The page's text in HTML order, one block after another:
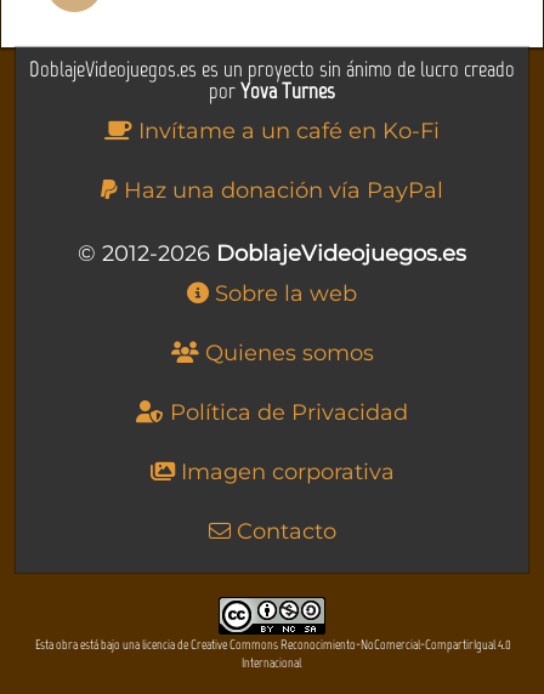
DoblajeVideojuegos.es es un proyecto sin ánimo de lucro creado
porYova Turnes
Invítame a un café en Ko-Fi
Haz una donación vía PayPal
© 2012-2026 DoblajeVideojuegos.es
Sobre la web
Quienes somos
Política de Privacidad
Imagen corporativa
Contacto
Esta obra está bajo una licencia de Creative Commons Reconocimiento-NoComercial-CompartirIgual 4.0
Internacional